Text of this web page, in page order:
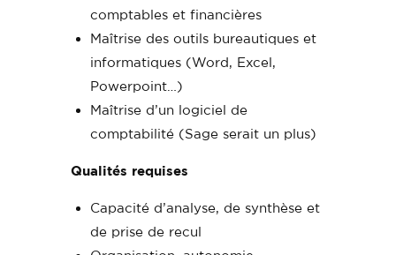
comptables et financières
Maîtrise des outils bureautiques et
informatiques (Word, Excel,
Powerpoint…)
Maîtrise d’un logiciel de
comptabilité (Sage serait un plus)
Qualités requises
Capacité d’analyse, de synthèse et
de prise de recul